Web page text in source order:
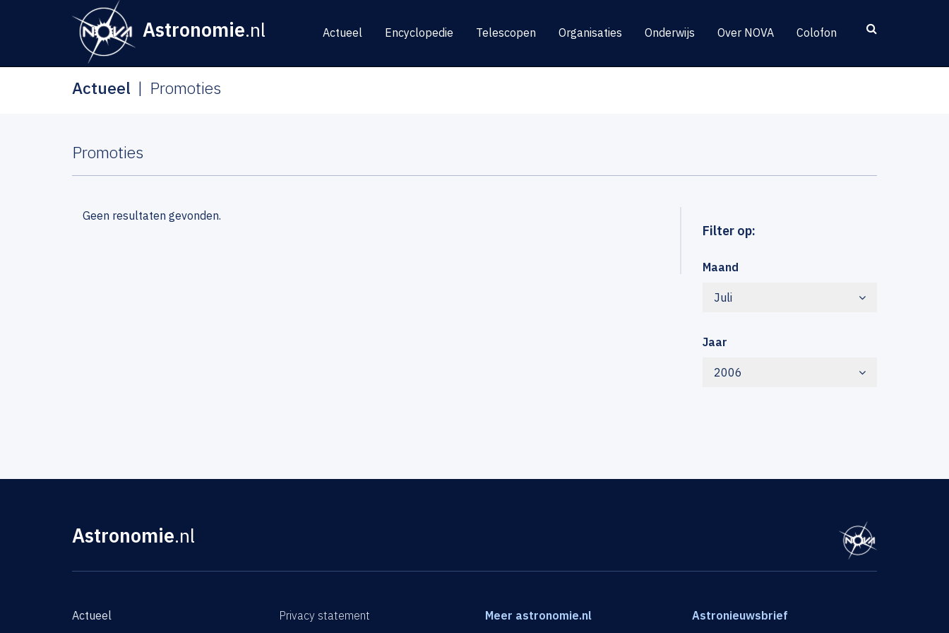
Astronomie.nl Actueel Encyclopedie Telescopen Organisaties Onderwijs Over NOVA Colofon
Actueel Promoties
Promoties
Filter op:
Maand
Juli
Jaar
2006
Geen resultaten gevonden.
Astronomie.nl
Actueel Privacy statement Meer astronomie.nl Astronieuwsbrief